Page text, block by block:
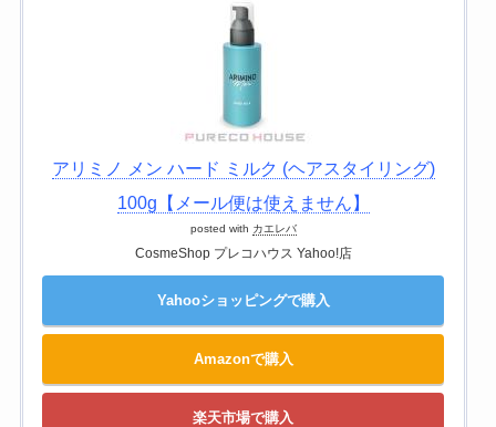
アリミノ メン ハード ミルク (ヘアスタイリング)
100g【メール便は使えません】
posted with カエレバ
CosmeShop プレコハウス Yahoo!店
Yahooショッピングで購入
Amazonで購入
楽天市場で購入